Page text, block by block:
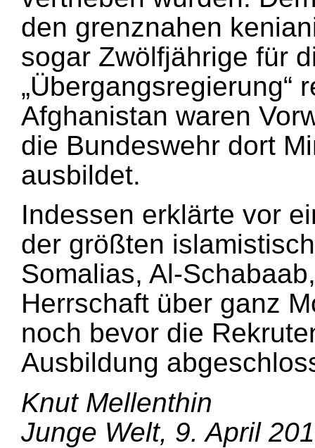
den grenznahen
sogar Zwölfjährige für
„Übergangsregierung“
Afghanistan waren
die Bundeswehr dort
ausbildet.
Indessen erklärte vor
der größten
Somalias, Al-
Herrschaft über ganz
noch bevor die
Ausbildung
Knut Mellenthin
Junge Welt, 9. April